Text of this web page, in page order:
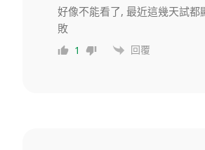
好像不能看了, 最近這幾天試都
敗
1 回覆